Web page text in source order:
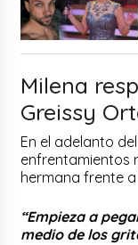
Milena
Greissy
En el adelanto
enfrentamientos
hermana frente
“Empieza a
medio de los